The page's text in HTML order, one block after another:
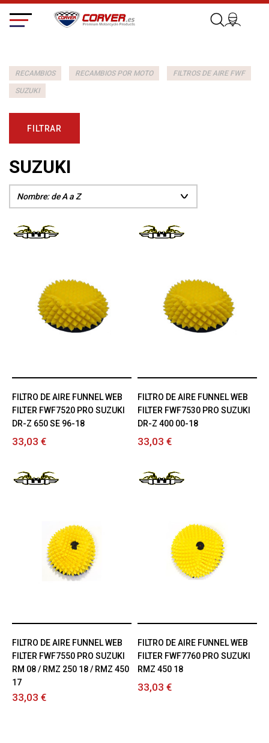
RECAMBIOS RECAMBIOS POR MOTO FILTROS DE AIRE FWF
SUZUKI
FILTRAR
SUZUKI
FILTRO DE AIRE FUNNEL WEB
FILTER FWF7520 PRO SUZUKI
DR-Z 650 SE 96-18
33,03 €
FILTRO DE AIRE FUNNEL WEB
FILTER FWF7530 PRO SUZUKI
DR-Z 400 00-18
33,03 €
FILTRO DE AIRE FUNNEL WEB
FILTER FWF7550 PRO SUZUKI
RM 08 / RMZ 250 18 / RMZ 450
17
33,03 €
FILTRO DE AIRE FUNNEL WEB
FILTER FWF7760 PRO SUZUKI
RMZ 450 18
33,03 €